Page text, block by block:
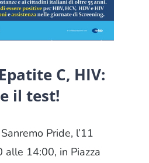
C, HIV:
il test!
Pride, l’11
alle 14:00, in Piazza